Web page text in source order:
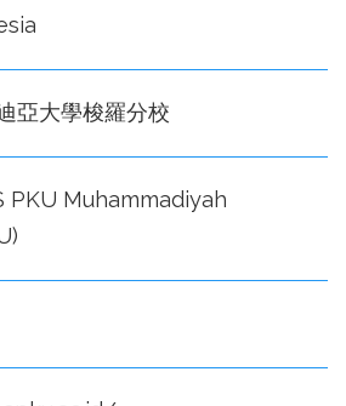
亞大學梭羅分校
PKU Muhammadiyah